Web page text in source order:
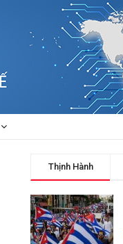
Thịnh Hành